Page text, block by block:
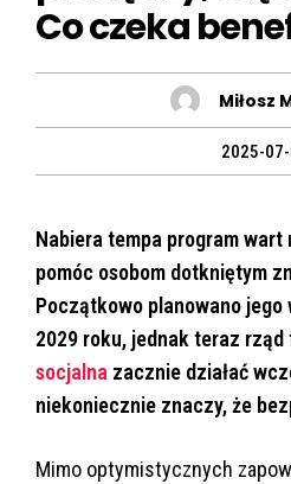
Co czeka
Miłosz
2025-
Nabiera tempa program
pomóc osobom dotkniętym
Początkowo planowano jego
2029 roku, jednak teraz
socjalna zacznie działać
niekoniecznie znaczy, że
Mimo optymistycznych